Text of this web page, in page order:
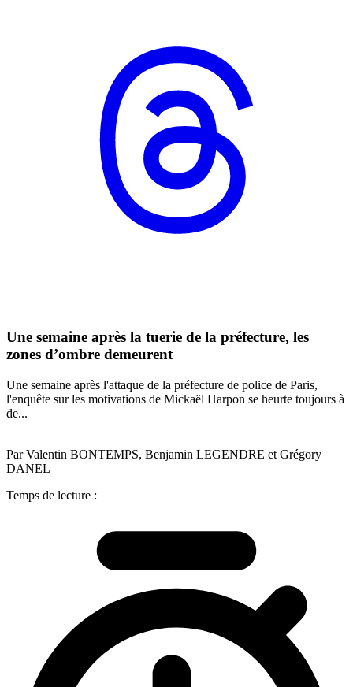
Une semaine après la tuerie de la préfecture, les
zones d’ombre demeurent
Une semaine après l'attaque de la préfecture de police de Paris,
l'enquête sur les motivations de Mickaël Harpon se heurte toujours à
de...
Par Valentin BONTEMPS, Benjamin LEGENDRE et Grégory
DANEL
Temps de lecture :